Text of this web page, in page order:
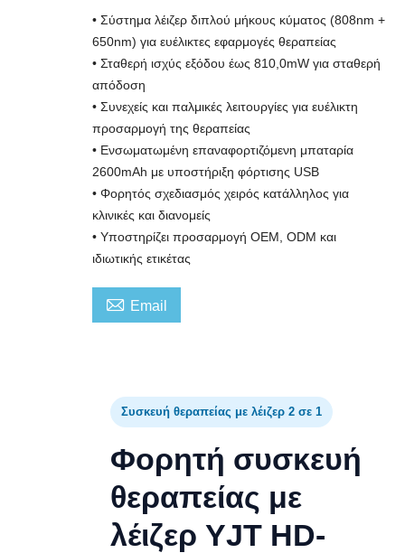
• Σύστημα λέιζερ διπλού μήκους κύματος (808nm +
650nm) για ευέλικτες εφαρμογές θεραπείας
• Σταθερή ισχύς εξόδου έως 810,0mW για σταθερή
απόδοση
• Συνεχείς και παλμικές λειτουργίες για ευέλικτη
προσαρμογή της θεραπείας
• Ενσωματωμένη επαναφορτιζόμενη μπαταρία
2600mAh με υποστήριξη φόρτισης USB
• Φορητός σχεδιασμός χειρός κατάλληλος για
κλινικές και διανομείς
• Υποστηρίζει προσαρμογή OEM, ODM και
ιδιωτικής ετικέτας
 Email
Συσκευή θεραπείας με λέιζερ 2 σε 1
Φορητή συσκευή
θεραπείας με
λέιζερ YJT HD-